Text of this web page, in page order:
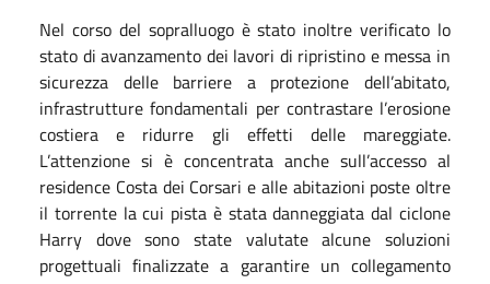
Nel corso del sopralluogo è stato inoltre verificato lo
stato di avanzamento dei lavori di ripristino e messa in
sicurezza delle barriere a protezione dell’abitato,
infrastrutture fondamentali per contrastare l’erosione
costiera e ridurre gli effetti delle mareggiate.
L’attenzione si è concentrata anche sull’accesso al
residence Costa dei Corsari e alle abitazioni poste oltre
il torrente la cui pista è stata danneggiata dal ciclone
Harry dove sono state valutate alcune soluzioni
progettuali finalizzate a garantire un collegamento